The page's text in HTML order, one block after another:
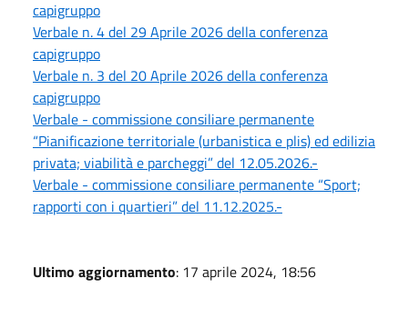
capigruppo
Verbale n. 4 del 29 Aprile 2026 della conferenza
capigruppo
Verbale n. 3 del 20 Aprile 2026 della conferenza
capigruppo
Verbale - commissione consiliare permanente
“Pianificazione territoriale (urbanistica e plis) ed edilizia
privata; viabilità e parcheggi” del 12.05.2026.-
Verbale - commissione consiliare permanente “Sport;
rapporti con i quartieri” del 11.12.2025.-
Ultimo aggiornamento: 17 aprile 2024, 18:56